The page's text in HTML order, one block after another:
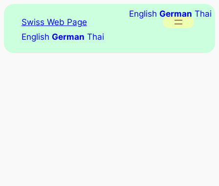
Swiss Web Page
English German Thai
English German Thai